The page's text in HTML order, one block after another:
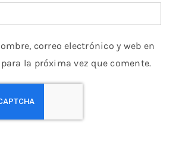
correo electrónico y web en
la próxima vez que comente.